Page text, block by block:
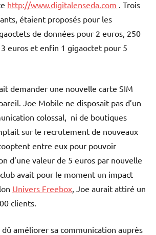
http://www.digitalenseda.com . Trois
étaient proposés pour les
de données pour 2 euros, 250
euros et enfin 1 gigaoctet pour 5
demander une nouvelle carte SIM
Joe Mobile ne disposait pas d’un
colossal, ni de boutiques
sur le recrutement de nouveaux
entre eux pour pouvoir
d’une valeur de 5 euros par nouvelle
avait pour le moment un impact
Univers Freebox , Joe aurait attiré un
clients.
améliorer sa communication auprès